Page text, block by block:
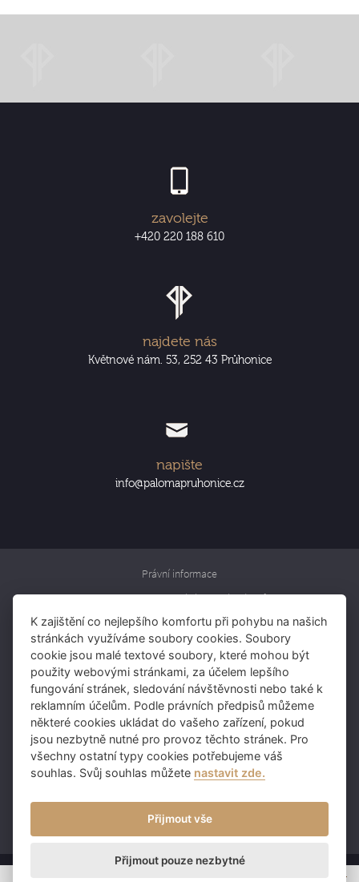
zavolejte
+420 220 188 610
najdete nás
Květnové nám. 53, 252 43 Průhonice
napište
info@palomapruhonice.cz
Právní informace
Informace o zpracování osobních údajů
Rezervujte si pokoj
Rezervujte si stůl
Darujte voucher
Skupina IMOBA:
Čapí Hnízdo
Sokolovna Průhonice
Columna Chodov
Pumpa Průhonice
K zajištění co nejlepšího komfortu při pohybu na našich
stránkách využíváme soubory cookies. Soubory
cookie jsou malé textové soubory, které mohou být
použity webovými stránkami, za účelem lepšího
fungování stránek, sledování návštěvnosti nebo také k
reklamním účelům. Podle právních předpisů můžeme
některé cookies ukládat do vašeho zařízení, pokud
jsou nezbytně nutné pro provoz těchto stránek. Pro
všechny ostatní typy cookies potřebujeme váš
souhlas. Svůj souhlas můžete nastavit zde.
Přijmout vše
Přijmout pouze nezbytné